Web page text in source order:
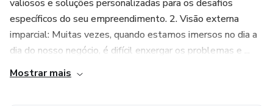
valiosos e soluções personalizadas para os desafios
específicos do seu empreendimento. 2. Visão externa
imparcial: Muitas vezes, quando estamos imersos no dia a
dia do nosso negócio, é difícil enxergar os problemas e ...
Mostrar mais